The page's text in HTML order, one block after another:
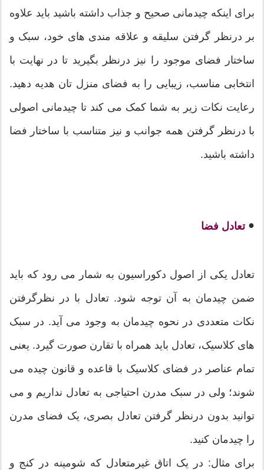
برای اینکه چیدمانی صحیح و جذاب داشته باشید باید علاوه
بر درنظر گرفتن سلیقه و علاقه مندی های خود، سبک و
ساختار فضای موجود را نیز درنظر بگیرید تا در نهایت با
انتخابی مناسب، زیبایی را به فضای منزل تان هدیه دهید.
رعایت نکات زیر به شما کمک می کند تا چیدمانی اصولی
با درنظر گرفتن همه جوانب و نیز متناسب با ساختار فضا
داشته باشید.
● تعادل فضا
تعادل یکی از اصول دکوراسیون به شمار می رود که باید
ضمن چیدمان به آن توجه شود. تعادل با در نظرگرفتن
نکات متعددی در نحوه چیدمان به وجود می آید. در سبک
های کلاسیک، تعادل باید همراه با تقارن صورت گیرد. یعنی
تمام عناصر در فضای کلاسیک با قاعده و قانون چیده می
شوند؛ ولی در سبک مدرن احتیاجی به تعادل نداریم و می
توانید بدون درنظر گرفتن تعادل بصری، یک فضای مدرن
را چیدمان کنید.
برای مثال: در یک اتاق غیرمتعادل که شومینه در کنج و